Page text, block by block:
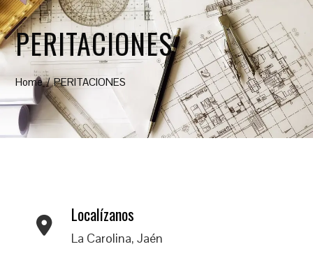
PERITACIONES
Home PERITACIONES
Localízanos
La Carolina, Jaén